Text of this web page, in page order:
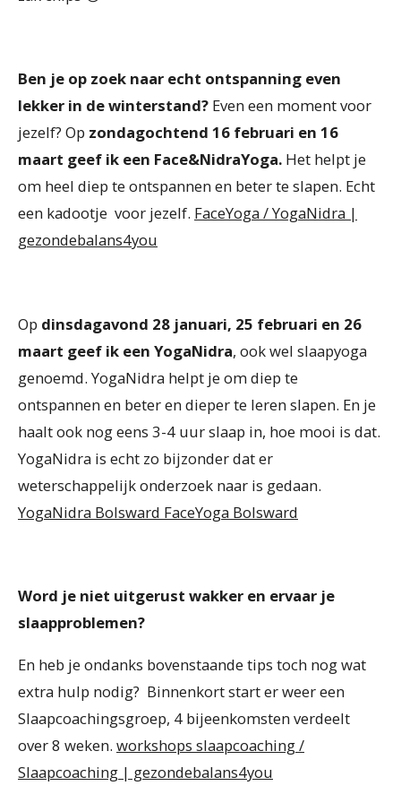
Ben je op zoek naar echt ontspanning even
lekker in de winterstand? Even een moment voor
jezelf? Op zondagochtend 16 februari en 16
maart geef ik een Face&NidraYoga. Het helpt je
om heel diep te ontspannen en beter te slapen. Echt
een kadootje voor jezelf. FaceYoga / YogaNidra |
gezondebalans4you
Op dinsdagavond 28 januari, 25 februari en 26
maart geef ik een YogaNidra, ook wel slaapyoga
genoemd. YogaNidra helpt je om diep te
ontspannen en beter en dieper te leren slapen. En je
haalt ook nog eens 3-4 uur slaap in, hoe mooi is dat.
YogaNidra is echt zo bijzonder dat er
weterschappelijk onderzoek naar is gedaan.
YogaNidra Bolsward FaceYoga Bolsward
Word je niet uitgerust wakker en ervaar je
slaapproblemen?
En heb je ondanks bovenstaande tips toch nog wat
extra hulp nodig? Binnenkort start er weer een
Slaapcoachingsgroep, 4 bijeenkomsten verdeelt
over 8 weken. workshops slaapcoaching /
Slaapcoaching | gezondebalans4you